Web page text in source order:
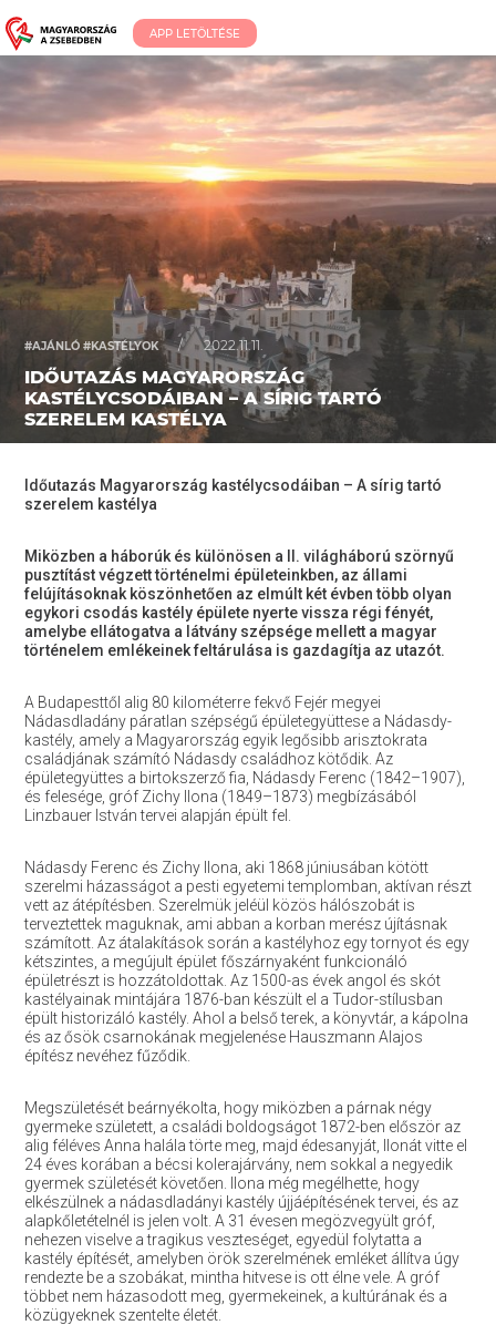
APP LETÖLTÉSE
#AJÁNLÓ #KASTÉLYOK / 2022.11.11.
IDŐUTAZÁS MAGYARORSZÁG
KASTÉLYCSODÁIBAN – A SÍRIG TARTÓ
SZERELEM KASTÉLYA
Időutazás Magyarország kastélycsodáiban – A sírig tartó
szerelem kastélya
Miközben a háborúk és különösen a II. világháború szörnyű
pusztítást végzett történelmi épületeinkben, az állami
felújításoknak köszönhetően az elmúlt két évben több olyan
egykori csodás kastély épülete nyerte vissza régi fényét,
amelybe ellátogatva a látvány szépsége mellett a magyar
történelem emlékeinek feltárulása is gazdagítja az utazót.
A Budapesttől alig 80 kilométerre fekvő Fejér megyei
Nádasdladány páratlan szépségű épületegyüttese a Nádasdy-
kastély, amely a Magyarország egyik legősibb arisztokrata
családjának számító Nádasdy családhoz kötődik. Az
épületegyüttes a birtokszerző fia, Nádasdy Ferenc (1842–1907),
és felesége, gróf Zichy Ilona (1849–1873) megbízásából
Linzbauer István tervei alapján épült fel.
Nádasdy Ferenc és Zichy Ilona, aki 1868 júniusában kötött
szerelmi házasságot a pesti egyetemi templomban, aktívan részt
vett az átépítésben. Szerelmük jeléül közös hálószobát is
terveztettek maguknak, ami abban a korban merész újításnak
számított. Az átalakítások során a kastélyhoz egy tornyot és egy
kétszintes, a megújult épület főszárnyaként funkcionáló
épületrészt is hozzátoldottak. Az 1500-as évek angol és skót
kastélyainak mintájára 1876-ban készült el a Tudor-stílusban
épült historizáló kastély. Ahol a belső terek, a könyvtár, a kápolna
és az ősök csarnokának megjelenése Hauszmann Alajos
építész nevéhez fűződik.
Megszületését beárnyékolta, hogy miközben a párnak négy
gyermeke született, a családi boldogságot 1872-ben először az
alig féléves Anna halála törte meg, majd édesanyját, Ilonát vitte el
24 éves korában a bécsi kolerajárvány, nem sokkal a negyedik
gyermek születését követően. Ilona még megélhette, hogy
elkészülnek a nádasdladányi kastély újjáépítésének tervei, és az
alapkőletételnél is jelen volt. A 31 évesen megözvegyült gróf,
nehezen viselve a tragikus veszteséget, egyedül folytatta a
kastély építését, amelyben örök szerelmének emléket állítva úgy
rendezte be a szobákat, mintha hitvese is ott élne vele. A gróf
többet nem házasodott meg, gyermekeinek, a kultúrának és a
közügyeknek szentelte életét.